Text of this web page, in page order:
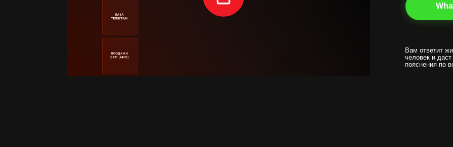
Вам ответит
человек и даст
пояснения по
ОСТОРОЖНО! (особенно в 2022-23